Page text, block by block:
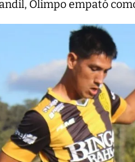
Olimpo empató